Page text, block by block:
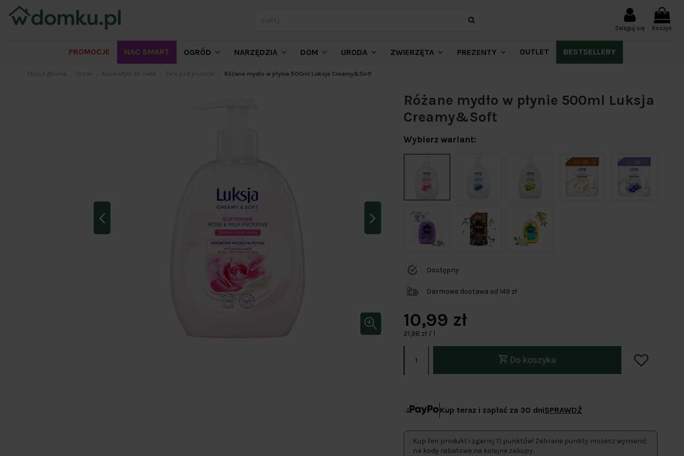
Zaloguj się Koszyk
PROMOCJE NAC SMART OGRÓD NARZĘDZIA DOM URODA ZWIERZĘTA PREZENTY OUTLET BESTSELLERY
Strona główna Uroda Kosmetyki do ciała Żele pod prysznic Różane mydło w płynie 500ml Luksja Creamy&Soft
Różane mydło w płynie 500ml Luksja
Creamy&Soft
Wybierz wariant:
Dostępny
Darmowa dostawa od 149 zł
10,99 zł
21,98 zł / l
Do koszyka
Kup teraz i zapłać za 30 dniSPRAWDŹ
Kup ten produkt i zgarnij 1.1 punktów! Zebrane punkty możesz wymienić
na kody rabatowe na kolejne zakupy.